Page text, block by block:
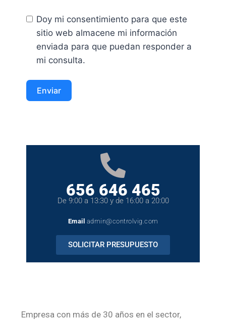
Doy mi consentimiento para que este
sitio web almacene mi información
enviada para que puedan responder a
mi consulta.
Enviar
656 646 465
De 9:00 a 13:30 y de 16:00 a 20:00
Email admin@controlvig.com
SOLICITAR PRESUPUESTO
Empresa con más de 30 años en el sector,